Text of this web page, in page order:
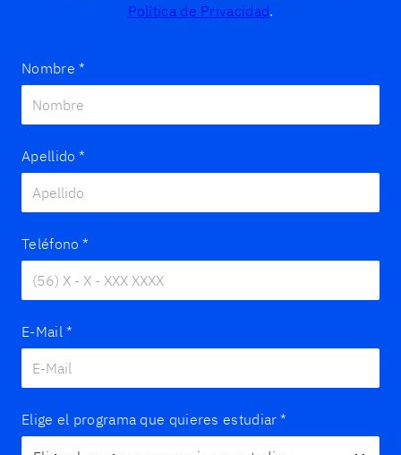
Política de Privacidad.
Nombre *
Apellido *
Teléfono *
E-Mail *
Elige el programa que quieres estudiar *